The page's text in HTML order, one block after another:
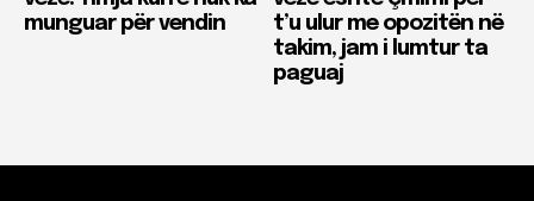
munguar për vendin
t’u ulur me opozitën në
takim, jam i lumtur ta
paguaj